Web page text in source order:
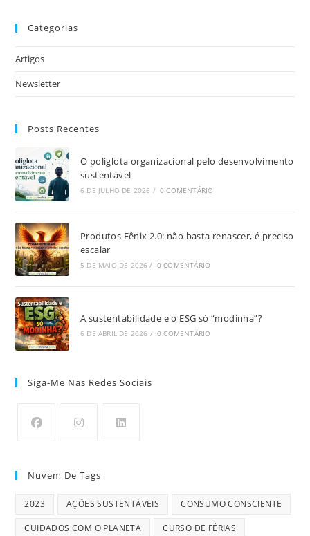
Categorias
Artigos
Newsletter
Posts Recentes
O poliglota organizacional pelo desenvolvimento
sustentável
6 DE JULHO DE 2026 / 0 COMENTÁRIO
Produtos Fênix 2.0: não basta renascer, é preciso
escalar
5 DE MAIO DE 2026 / 0 COMENTÁRIO
A sustentabilidade e o ESG só “modinha”?
6 DE ABRIL DE 2026 / 0 COMENTÁRIO
Siga-Me Nas Redes Sociais
Nuvem De Tags
2023 AÇÕES SUSTENTÁVEIS CONSUMO CONSCIENTE
CUIDADOS COM O PLANETA CURSO DE FÉRIAS